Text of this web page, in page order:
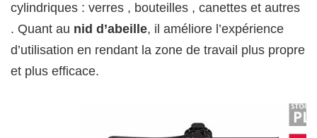
cylindriques : verres , bouteilles , canettes et autres
. Quant au nid d’abeille, il améliore l’expérience
d’utilisation en rendant la zone de travail plus propre
et plus efficace.